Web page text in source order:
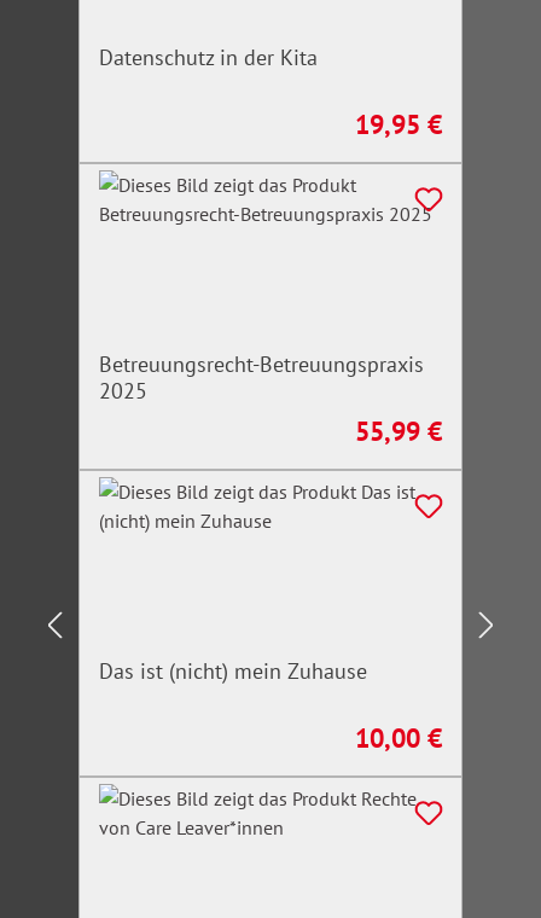
Datenschutz in der Kita
Regulärer Preis:
19,95 €
Betreuungsrecht-Betreuungspraxis
2025
Regulärer Preis:
55,99 €
Das ist (nicht) mein Zuhause
Regulärer Preis:
10,00 €